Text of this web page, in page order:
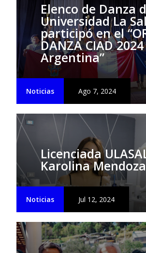
Elenco de Danza
Universidad La
participó en el
DANZA CIAD
Argentina”
Noticias Ago 7, 2024
Licenciada
Karolina Mendoza
Noticias Jul 12, 2024